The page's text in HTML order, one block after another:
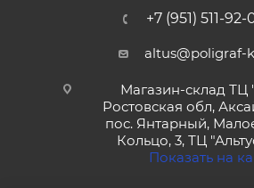
+7 (951) 511-92-
altus@poligraf-
Магазин-склад ТЦ
Ростовская обл,
пос. Янтарный,
Кольцо, 3, ТЦ
Показать на